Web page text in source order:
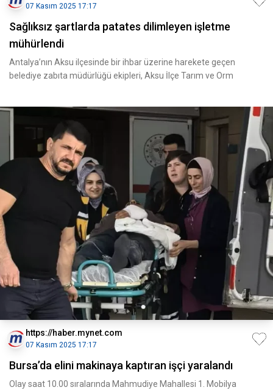
07 Kasım 2025 17:17
Sağlıksız şartlarda patates dilimleyen işletme
mühürlendi
Antalya’nın Aksu ilçesinde bir ihbar üzerine harekete geçen
belediye zabıta müdürlüğü ekipleri, Aksu İlçe Tarım ve Orm
https://haber.mynet.com
07 Kasım 2025 17:17
Bursa’da elini makinaya kaptıran işçi yaralandı
Olay saat 10.00 sıralarında Mahmudiye Mahallesi 1. Mobilya